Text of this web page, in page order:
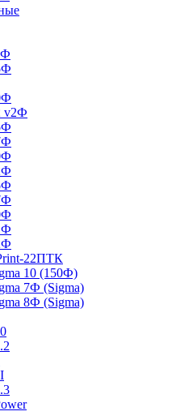
v2Ф
22ПТК
10 (150Ф)
7Ф (Sigma)
8Ф (Sigma)